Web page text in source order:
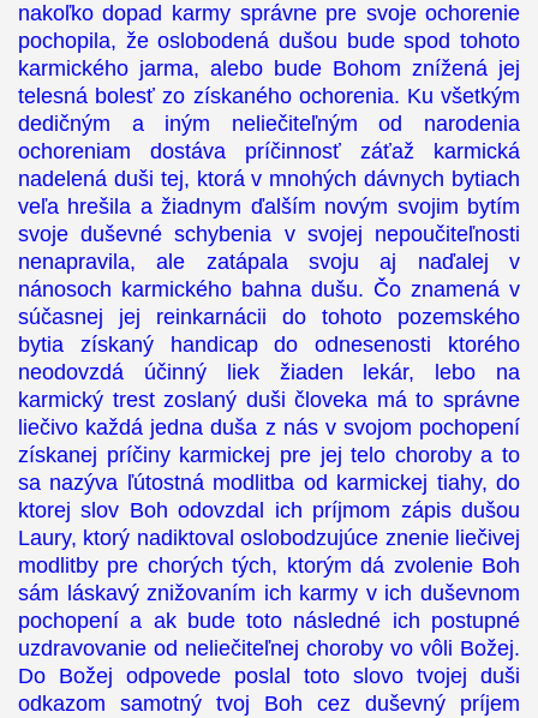
nakoľko dopad karmy správne pre svoje ochorenie
pochopila, že oslobodená dušou bude spod tohoto
karmického jarma, alebo bude Bohom znížená jej
telesná bolesť zo získaného ochorenia. Ku všetkým
dedičným a iným neliečiteľným od narodenia
ochoreniam dostáva príčinnosť záťaž karmická
nadelená duši tej, ktorá v mnohých dávnych bytiach
veľa hrešila a žiadnym ďalším novým svojim bytím
svoje duševné schybenia v svojej nepoučiteľnosti
nenapravila, ale zatápala svoju aj naďalej v
nánosoch karmického bahna dušu. Čo znamená v
súčasnej jej reinkarnácii do tohoto pozemského
bytia získaný handicap do odnesenosti ktorého
neodovzdá účinný liek žiaden lekár, lebo na
karmický trest zoslaný duši človeka má to správne
liečivo každá jedna duša z nás v svojom pochopení
získanej príčiny karmickej pre jej telo choroby a to
sa nazýva ľútostná modlitba od karmickej tiahy, do
ktorej slov Boh odovzdal ich príjmom zápis dušou
Laury, ktorý nadiktoval oslobodzujúce znenie liečivej
modlitby pre chorých tých, ktorým dá zvolenie Boh
sám láskavý znižovaním ich karmy v ich duševnom
pochopení a ak bude toto následné ich postupné
uzdravovanie od neliečiteľnej choroby vo vôli Božej.
Do Božej odpovede poslal toto slovo tvojej duši
odkazom samotný tvoj Boh cez duševný príjem